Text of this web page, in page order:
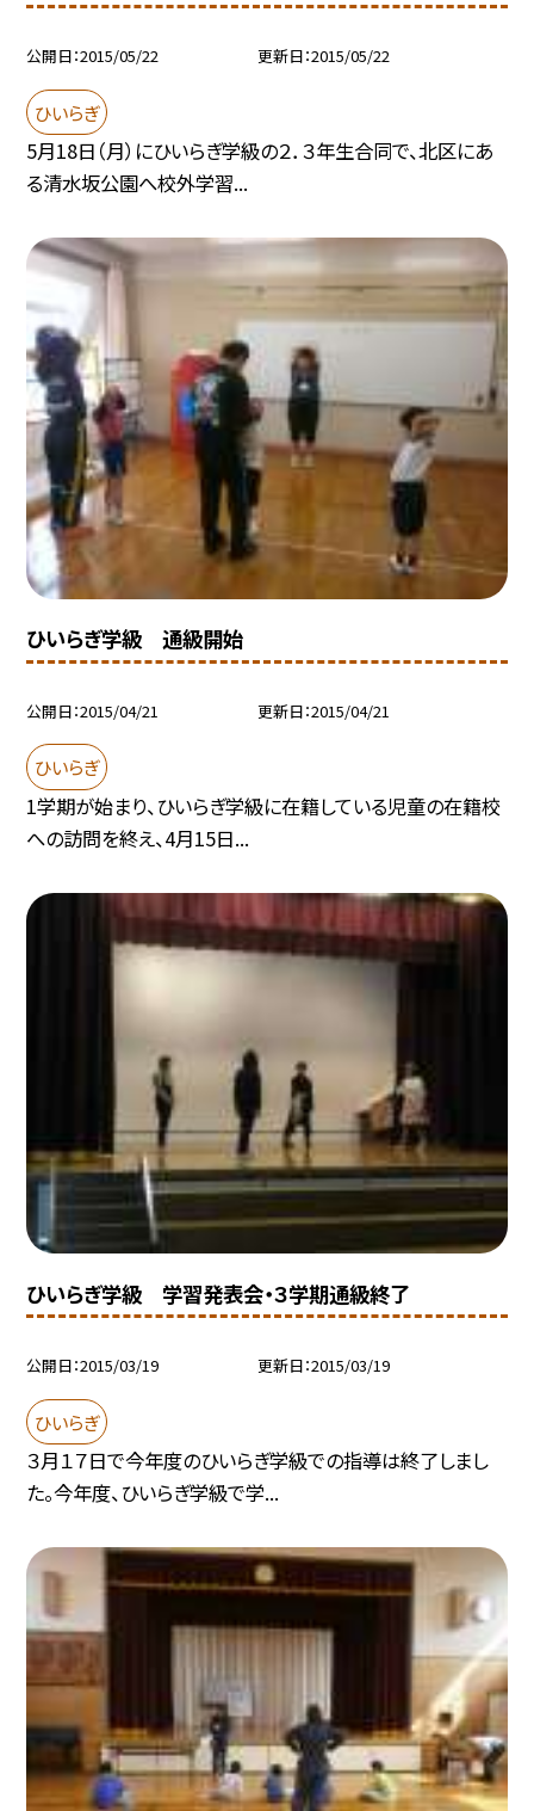
公開日 2015/05/22 更新日 2015/05/22
ひいらぎ
5月18日（月）にひいらぎ学級の２．３年生合同で、北区にあ
る清水坂公園へ校外学習...
ひいらぎ学級 通級開始
公開日 2015/04/21 更新日 2015/04/21
ひいらぎ
1学期が始まり、ひいらぎ学級に在籍している児童の在籍校
への訪問を終え、4月15日...
ひいらぎ学級 学習発表会・３学期通級終了
公開日 2015/03/19 更新日 2015/03/19
ひいらぎ
３月１７日で今年度のひいらぎ学級での指導は終了しまし
た。今年度、ひいらぎ学級で学...